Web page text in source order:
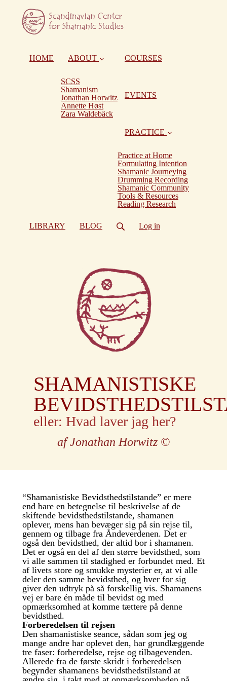
HOME ABOUT
SCSS
Shamanism
Jonathan Horwitz
Annette Høst
Zara Waldebäck
COURSES
EVENTS
PRACTICE
Practice at Home
Formulating Intention
Shamanic Journeying
Drumming Recording
Shamanic Community
Tools & Resources
Reading Research
LIBRARY BLOG Log in
SHAMANISTISKE
eller: Hvad laver jag her?
af Jonathan Horwitz ©
“Shamanistiske Bevidsthedstilstande” er mere
end bare en betegnelse til beskrivelse af de
skiftende bevidsthedstilstande, shamanen
oplever, mens han bevæger sig på sin rejse til,
gennem og tilbage fra Åndeverdenen. Det er
også den bevidsthed, der altid bor i shamanen.
Det er også en del af den større bevidsthed, som
vi alle sammen til stadighed er forbundet med. Et
af livets store og smukke mysterier er, at vi alle
deler den samme bevidsthed, og hver for sig
giver den udtryk på så forskellig vis. Shamanens
vej er bare én måde til bevidst og med
opmærksomhed at komme tættere på denne
bevidsthed.
Forberedelsen til rejsen
Den shamanistiske seance, sådan som jeg og
mange andre har oplevet den, har grundlæggende
tre faser: forberedelse, rejse og tilbagevenden.
Allerede fra de første skridt i forberedelsen
begynder shamanens bevidsthedstilstand at